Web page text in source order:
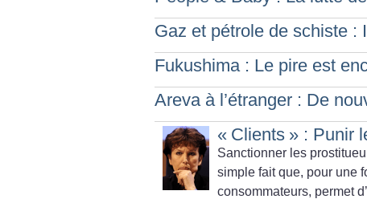
Gaz et pétrole de schiste :
Fukushima : Le pire est
Areva à l’étranger : De
« Clients » : Punir
Sanctionner les
simple fait que, pour une
consommateurs, permet